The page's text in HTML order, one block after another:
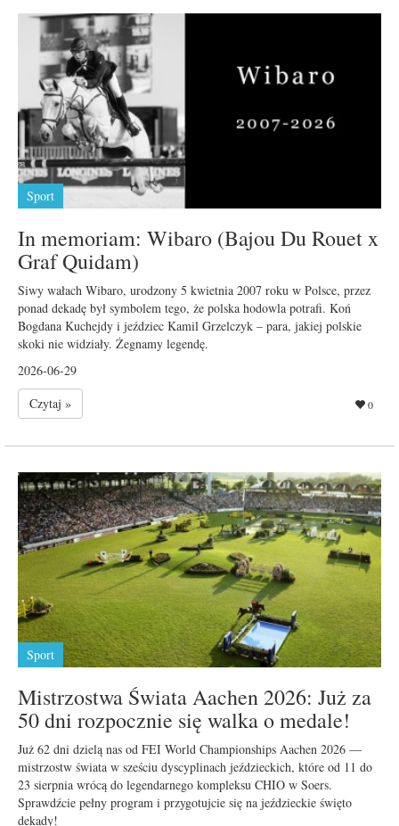
Sport
In memoriam: Wibaro (Bajou Du Rouet x
Graf Quidam)
Siwy wałach Wibaro, urodzony 5 kwietnia 2007 roku w Polsce, przez
ponad dekadę był symbolem tego, że polska hodowla potrafi. Koń
Bogdana Kuchejdy i jeździec Kamil Grzelczyk – para, jakiej polskie
skoki nie widziały. Żegnamy legendę.
2026-06-29
Czytaj »
0
Sport
Mistrzostwa Świata Aachen 2026: Już za
50 dni rozpocznie się walka o medale!
Już 62 dni dzielą nas od FEI World Championships Aachen 2026 —
mistrzostw świata w sześciu dyscyplinach jeździeckich, które od 11 do
23 sierpnia wrócą do legendarnego kompleksu CHIO w Soers.
Sprawdźcie pełny program i przygotujcie się na jeździeckie święto
dekady!